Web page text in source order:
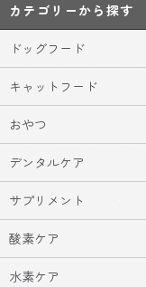
カテゴリーから探す
ドッグフード
キャットフード
おやつ
デンタルケア
サプリメント
酸素ケア
水素ケア